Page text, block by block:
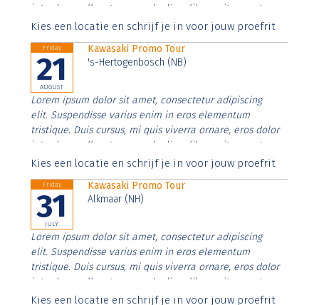
interdum nulla, ut commodo diam libero vitae erat.
Aenean faucibus nibh et justo cursus id rutrum lorem
Kies een locatie en schrijf je in voor jouw proefrit
Friday
21
AUGUST
Kawasaki Promo Tour
's-Hertogenbosch (NB)
Lorem ipsum dolor sit amet, consectetur adipiscing
elit. Suspendisse varius enim in eros elementum
tristique. Duis cursus, mi quis viverra ornare, eros dolor
interdum nulla, ut commodo diam libero vitae erat.
Aenean faucibus nibh et justo cursus id rutrum lorem
Kies een locatie en schrijf je in voor jouw proefrit
Friday
31
JULY
Kawasaki Promo Tour
Alkmaar (NH)
Lorem ipsum dolor sit amet, consectetur adipiscing
elit. Suspendisse varius enim in eros elementum
tristique. Duis cursus, mi quis viverra ornare, eros dolor
interdum nulla, ut commodo diam libero vitae erat.
Aenean faucibus nibh et justo cursus id rutrum lorem
Kies een locatie en schrijf je in voor jouw proefrit